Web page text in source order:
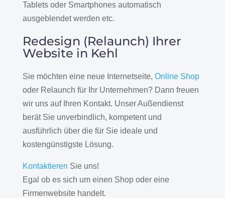
Tablets oder Smartphones automatisch
ausgeblendet werden etc.
Redesign (Relaunch) Ihrer
Website in Kehl
Sie möchten eine neue Internetseite, Online Shop
oder Relaunch für Ihr Unternehmen? Dann freuen
wir uns auf Ihren Kontakt. Unser Außendienst
berät Sie unverbindlich, kompetent und
ausführlich über die für Sie ideale und
kostengünstigste Lösung.
Kontaktieren Sie uns!
Egal ob es sich um einen Shop oder eine
Firmenwebsite handelt.